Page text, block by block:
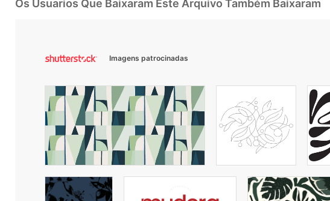
Os Usuarios Que Baixaram Este Arquivo Também Baixaram
Imagens patrocinadas